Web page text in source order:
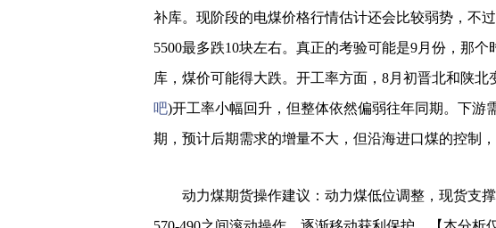
补库。现阶段的电煤价格行情估计还会比较弱势，不
5500最多跌10块左右。真正的考验可能是9月份，那
库，煤价可能得大跌。开工率方面，8月初晋北和陕北
吧)开工率小幅回升，但整体依然偏弱往年同期。下游
期，预计后期需求的增量不大，但沿海进口煤的控制
动力煤期货操作建议：动力煤低位调整，现货支撑